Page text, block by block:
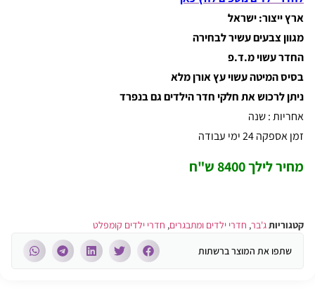
ארץ ייצור: ישראל
מגוון צבעים עשיר לבחירה
החדר עשוי מ.ד.פ
בסיס המיטה עשוי עץ אורן מלא
ניתן לרכוש את חלקי חדר הילדים גם בנפרד
אחריות : שנה
זמן אספקה 24 ימי עבודה
מחיר לילך 8400 ש"ח
קטגוריותג'בר, חדרי ילדים ומתבגרים, חדרי ילדים קומפלט
שתפו את המוצר ברשתות